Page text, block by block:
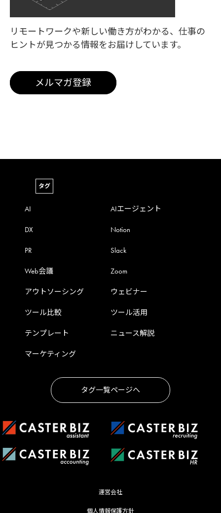
リモートワークや新しい働き方がわかる、 仕事の
ヒントが見つかる情報をお届けしています。
メルマガ登録
タグ
AI AIエージェント
DX Notion
PR Slack
Web会議 Zoom
アウトソーシング ウェビナー
ツール比較 ツール活用
テンプレート ニュース解説
マーケティング
タグ一覧ページへ
運営会社
個人情報保護方針